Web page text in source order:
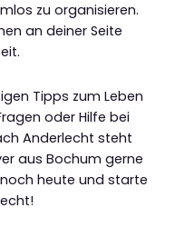
zu organisieren.
an deiner Seite
Tipps zum Leben
oder Hilfe bei
Anderlecht steht
aus Bochum gerne
heute und starte